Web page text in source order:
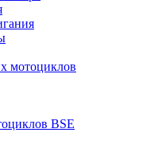
мотоциклов
BSE